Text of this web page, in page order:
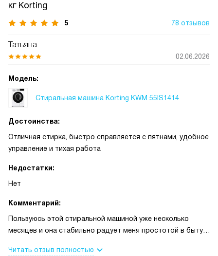
кг Korting
5 78 отзывов
Татьяна
02.06.2026
Модель:
Cтиральная машина Korting KWM 55IS1414
Достоинства:
Отличная стирка, быстро справляется с пятнами, удобное
управление и тихая работа
Недостатки:
Нет
Комментарий:
Пользуюсь этой стиральной машиной уже несколько
месяцев и она стабильно радует меня простотой в быту.
свежие и без запаха, при этом машина почти не шумит, что
Читать отзыв полностью